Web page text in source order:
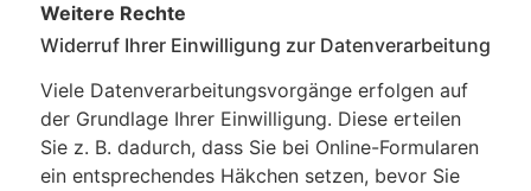
Weitere Rechte
Widerruf Ihrer Einwilligung zur Datenverarbeitung
Viele Datenverarbeitungsvorgänge erfolgen auf
der Grundlage Ihrer Einwilligung. Diese erteilen
Sie z. B. dadurch, dass Sie bei Online-Formularen
ein entsprechendes Häkchen setzen, bevor Sie